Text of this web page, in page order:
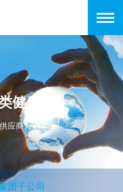
健康
应商
团子公司